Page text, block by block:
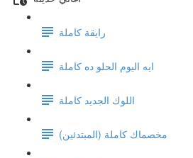
رايقة كاملة
ايه اليوم الحلو ده كاملة
اللوك الجديد كاملة
(مخصماك كاملة (المبتدئين